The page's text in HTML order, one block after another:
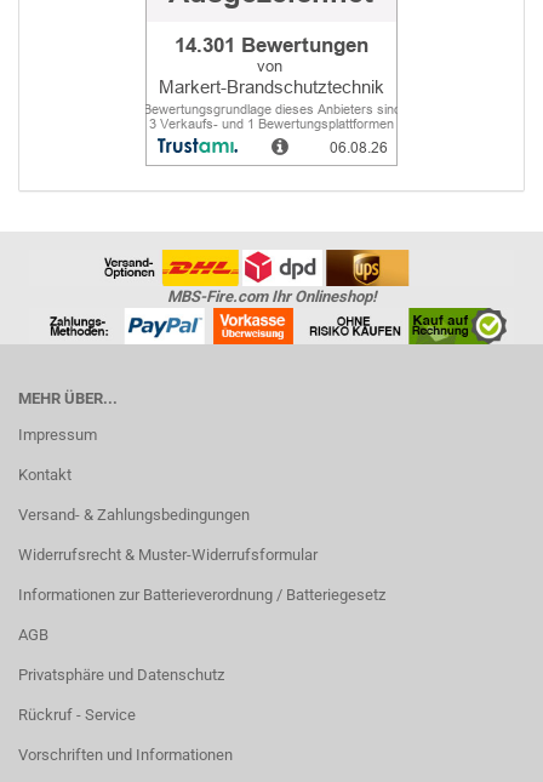
MBS-Fire.com Ihr Onlineshop!
MEHR ÜBER...
Impressum
Kontakt
Versand- & Zahlungsbedingungen
Widerrufsrecht & Muster-Widerrufsformular
Informationen zur Batterieverordnung / Batteriegesetz
AGB
Privatsphäre und Datenschutz
Rückruf - Service
Vorschriften und Informationen